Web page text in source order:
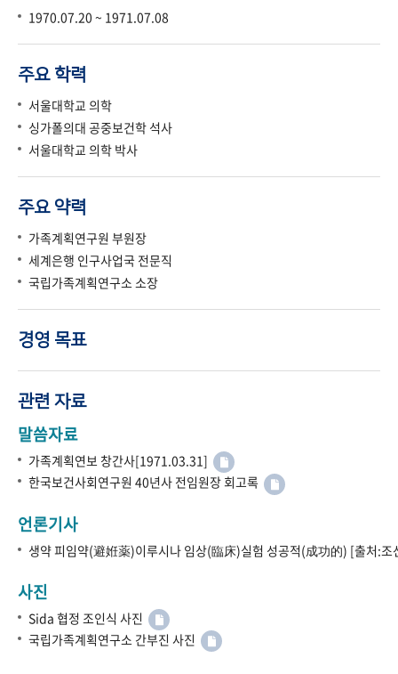
1970.07.20 ~ 1971.07.08
주요 학력
서울대학교 의학
싱가폴의대 공중보건학 석사
서울대학교 의학 박사
주요 약력
가족계획연구원 부원장
세계은행 인구사업국 전문직
국립가족계획연구소 소장
경영 목표
관련 자료
말씀자료
가족계획연보 창간사[1971.03.31]
한국보건사회연구원 40년사 전임원장 회고록
언론기사
생약 피임약(避姙薬)이루시나 임상(臨床)실험 성공적(成功的) [출처:
사진
Sida 협정 조인식 사진
국립가족계획연구소 간부진 사진